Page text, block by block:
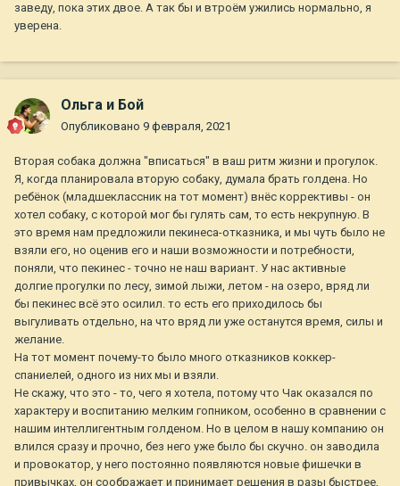
заведу, пока этих двое. А так бы и втроём ужились нормально, я
уверена.
Ольга и Бой
Опубликовано 9 февраля, 2021
Вторая собака должна "вписаться" в ваш ритм жизни и прогулок.
Я, когда планировала вторую собаку, думала брать голдена. Но
ребёнок (младшеклассник на тот момент) внёс коррективы - он
хотел собаку, с которой мог бы гулять сам, то есть некрупную. В
это время нам предложили пекинеса-отказника, и мы чуть было не
взяли его, но оценив его и наши возможности и потребности,
поняли, что пекинес - точно не наш вариант. У нас активные
долгие прогулки по лесу, зимой лыжи, летом - на озеро, вряд ли
бы пекинес всё это осилил. то есть его приходилось бы
выгуливать отдельно, на что вряд ли уже останутся время, силы и
желание.
На тот момент почему-то было много отказников коккер-
спаниелей, одного из них мы и взяли.
Не скажу, что это - то, чего я хотела, потому что Чак оказался по
характеру и воспитанию мелким гопником, особенно в сравнении с
нашим интеллигентным голденом. Но в целом в нашу компанию он
влился сразу и прочно, без него уже было бы скучно. он заводила
и провокатор, у него постоянно появляются новые фишечки в
привычках, он соображает и принимает решения в разы быстрее,